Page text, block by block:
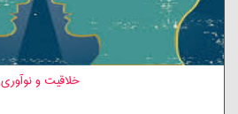
خلاقیت و نوآوری